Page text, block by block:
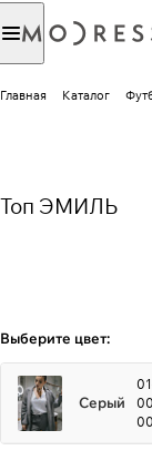
Главная Каталог
Топ ЭМИЛЬ
Выберите цвет:
Серый